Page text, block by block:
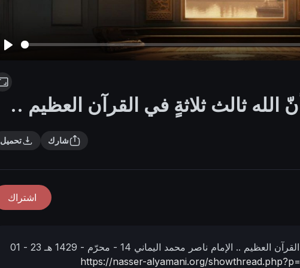
l
a
yثالث ثلاثةٍ في القرآن العظيم ..
شارك تحميل
اشتراك
العظيم .. الإمام ناصر محمد اليماني 14 - محرّم - 1429 هـ
23 - 01
https://nasser-alyamani.org/